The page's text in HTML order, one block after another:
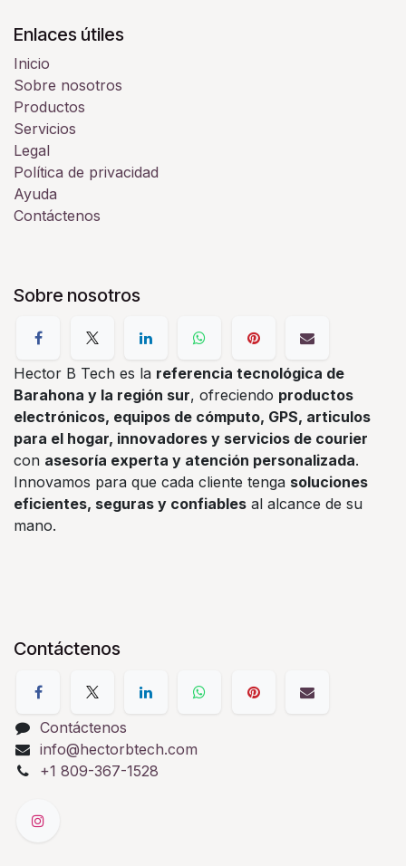
Enlaces útiles
Inicio
Sobre nosotros
Productos
Servicios
Legal
Política de privacidad
Ayuda
Contáctenos
Sobre nosotros
Hector B Tech es la referencia tecnológica de
Barahona y la región sur, ofreciendo productos
electrónicos, equipos de cómputo, GPS, articulos
para el hogar, innovadores y servicios de courier
con asesoría experta y atención personalizada.
Innovamos para que cada cliente tenga soluciones
eficientes, seguras y confiables al alcance de su
mano.
Contáctenos
Contáctenos
info@hectorbtech.com
+1 809-367-1528